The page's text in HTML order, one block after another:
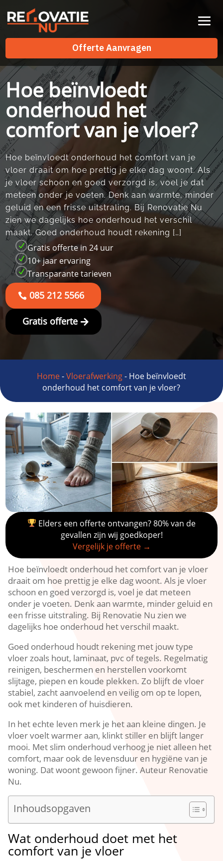
Offerte Aanvragen
Offerte Aanvragen
Hoe beïnvloedt
onderhoud het
comfort van je vloer?
Hoe beïnvloedt onderhoud het comfort van je
vloer draait om hoe prettig je elke dag woont.​ Als
je vloer schoon en goed verzorgd is, voel je dat
meteen onder je voeten.​ Denk aan warmte, minder
geluid en een frisse uitstraling.​ Bij Renovatie Nu
zien we dagelijks hoe onderhoud het verschil
maakt.​ Goed onderhoud houdt rekening […]
N Gratis offerte in 24 uur
N 10+ jaar ervaring
N Transparante tarieven
085 212 5566
Gratis offerte
Home-Vloerafwerking- Hoe beïnvloedt
onderhoud het comfort van je vloer?
Elders een offerte ontvangen? 80% van de
gevallen zijn wij goedkoper!
Vergelijk je offerte →
Hoe beïnvloedt onderhoud het comfort van je vloer
draait om hoe prettig je elke dag woont.​ Als je vloer
schoon en goed verzorgd is, voel je dat meteen
onder je voeten.​ Denk aan warmte, minder geluid en
een frisse uitstraling.​ Bij Renovatie Nu zien we
dagelijks hoe onderhoud het verschil maakt.​
Goed onderhoud houdt rekening met jouw type
vloer zoals hout, laminaat, pvc of tegels.​ Regelmatig
reinigen, beschermen en herstellen voorkomt
slijtage, piepen en koude plekken.​ Zo blijft de vloer
stabiel, zacht aanvoelend en veilig om op te lopen,
ook met kinderen of huisdieren.​
In het echte leven merk je het aan kleine dingen.​ Je
vloer voelt warmer aan, klinkt stiller en blijft langer
mooi.​ Met slim onderhoud verhoog je niet alleen het
comfort, maar ook de levensduur en hygiëne van je
woning.​ Dat woont gewoon fijner.​ Auteur Renovatie
Nu.​
Inhoudsopgaven
Wat onderhoud doet met het
comfort van je vloer